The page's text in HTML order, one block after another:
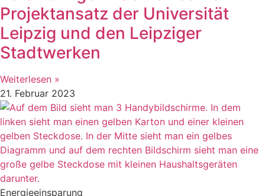
Projektansatz der Universität
Leipzig und den Leipziger
Stadtwerken
Weiterlesen »
21. Februar 2023
Energieeinsparung